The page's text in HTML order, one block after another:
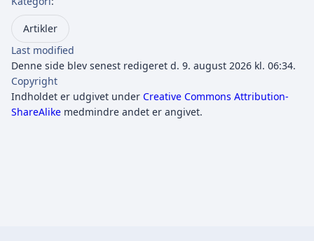
Artikler
Last modified
Denne side blev senest redigeret d. 9. august 2026 kl. 06:34.
Copyright
Indholdet er udgivet under Creative Commons Attribution-
ShareAlike medmindre andet er angivet.